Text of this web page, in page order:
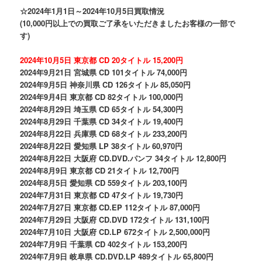
☆2024年1月1日～2024年10月5日買取情況
(10,000円以上での買取ご了承をいただきましたお客様の一部で
す)
2024年10月5日 東京都 CD 20タイトル 15,200円
2024年9月21日 宮城県 CD 101タイトル 74,000円
2024年9月5日 神奈川県 CD 126タイトル 85,050円
2024年9月4日 東京都 CD 82タイトル 100,000円
2024年8月29日 埼玉県 CD 65タイトル 54,300円
2024年8月29日 千葉県 CD 34タイトル 19,400円
2024年8月22日 兵庫県 CD 68タイトル 233,200円
2024年8月22日 愛知県 LP 38タイトル 60,970円
2024年8月22日 大阪府 CD.DVD.パンフ 34タイトル 12,800円
2024年8月9日 東京都 CD 21タイトル 12,700円
2024年8月5日 愛知県 CD 559タイトル 203,100円
2024年7月31日 東京都 CD 47タイトル 19,730円
2024年7月27日 東京都 CD.EP 112タイトル 87,000円
2024年7月29日 大阪府 CD.DVD 172タイトル 131,100円
2024年7月10日 大阪府 CD.LP 672タイトル 2,500,000円
2024年7月9日 千葉県 CD 402タイトル 153,200円
2024年7月9日 岐阜県 CD.DVD.LP 489タイトル 65,800円